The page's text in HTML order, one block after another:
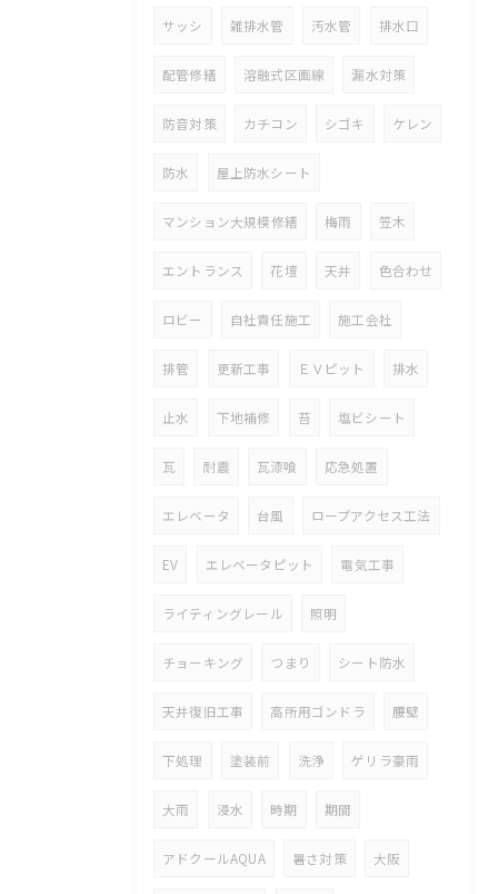
サッシ 雑排水管 汚水管 排水口
配管修繕 溶融式区画線 漏水対策
防音対策 カチコン シゴキ ケレン
防水 屋上防水シート
マンション大規模修繕 梅雨 笠木
エントランス 花壇 天井 色合わせ
ロビー 自社責任施工 施工会社
排管 更新工事 ＥＶピット 排水
止水 下地補修 苔 塩ビシート
瓦 耐震 瓦漆喰 応急処置
エレベータ 台風 ロープアクセス工法
EV エレベータピット 電気工事
ライティングレール 照明
チョーキング つまり シート防水
天井復旧工事 高所用ゴンドラ 腰壁
下処理 塗装前 洗浄 ゲリラ豪雨
大雨 浸水 時期 期間
アドクールAQUA 暑さ対策 大阪